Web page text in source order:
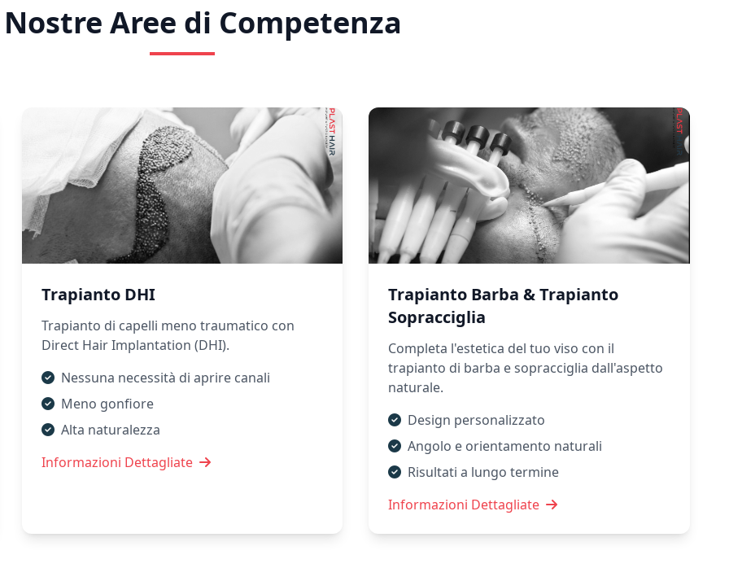
Nostre Aree di Competenza
Trapianto DHI
Trapianto di capelli meno traumatico con
Direct Hair Implantation (DHI).
Nessuna necessità di aprire canali
Meno gonfiore
Alta naturalezza
Informazioni Dettagliate
Trapianto Barba & Trapianto
Sopracciglia
Completa l'estetica del tuo viso con il
trapianto di barba e sopracciglia dall'aspetto
naturale.
Design personalizzato
Angolo e orientamento naturali
Risultati a lungo termine
Informazioni Dettagliate